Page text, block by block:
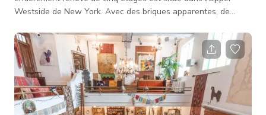
Westside de New York. Avec des briques apparentes, de
pieds carrés comprend deux cuisines (avec appareils Viking),
un salon/salle de billard/jukebox, une salle d'exposition, une
salle de projection, quatre bureaux avec plafonds à poutres
en bois, cinq salles de bains dont la salle de bain principale
(avec